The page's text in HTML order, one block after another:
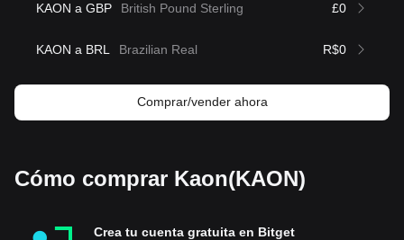
KAON a GBP British Pound Sterling £0
KAON a BRL Brazilian Real R$0
Comprar/vender ahora
Cómo comprar Kaon(KAON)
Crea tu cuenta gratuita en Bitget